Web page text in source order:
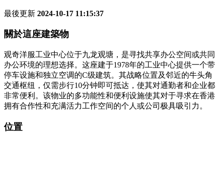
最後更新 2024-10-17 11:15:37
關於這座建築物
观奇洋服工业中心位于九龙观塘，是寻找共享办公空间或共同
办公环境的理想选择。这座建于1978年的工业中心提供一个带
停车设施和独立空调的C级建筑。其战略位置及邻近的牛头角
交通枢纽，仅需步行10分钟即可抵达，使其对通勤者和企业都
非常便利。该物业的多功能性和便利设施使其对于寻求在香港
拥有合作性和充满活力工作空间的个人或公司极具吸引力。
位置